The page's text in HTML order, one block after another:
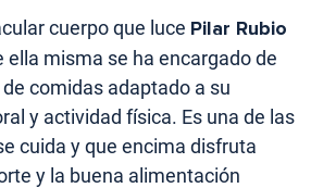
cuerpo que luce Pilar Rubio
ella misma se ha encargado de
comidas adaptado a su
y actividad física. Es una de las
cuida y que encima disfruta
y la buena alimentación